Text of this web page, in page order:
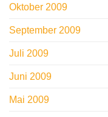
Oktober 2009
September 2009
Juli 2009
Juni 2009
Mai 2009